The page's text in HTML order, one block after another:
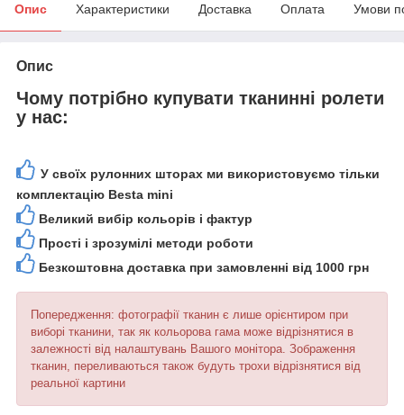
Опис Характеристики Доставка Оплата Умови
Опис
Чому потрібно купувати тканинні ролети
у нас:
У своїх рулонних шторах ми використовуємо тільки
комплектацію Besta mini
Великий вибір кольорів і фактур
Прості і зрозумілі методи роботи
Безкоштовна доставка при замовленні від 1000 грн
Попередження: фотографії тканин є лише орієнтиром при
виборі тканини, так як кольорова гама може відрізнятися в
залежності від налаштувань Вашого монітора. Зображення
тканин, переливаються також будуть трохи відрізнятися від
реальної картини